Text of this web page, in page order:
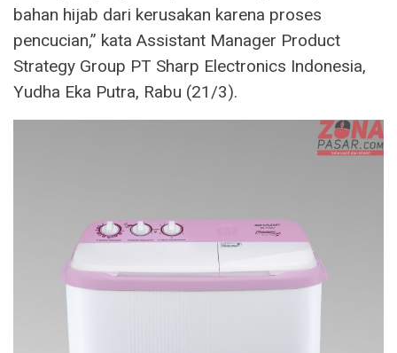
bahan hijab dari kerusakan karena proses
pencucian,” kata Assistant Manager Product
Strategy Group PT Sharp Electronics Indonesia,
Yudha Eka Putra, Rabu (21/3).